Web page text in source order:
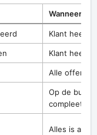
Wanneer
Klant heeft
Klant heeft
Alle offertes
Op de
compleet.
Alles is